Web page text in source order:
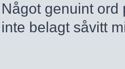
Något genuint ord
inte belagt såvitt